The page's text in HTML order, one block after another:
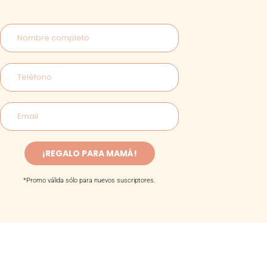
¡REGALO PARA MAMÁ!
*Promo válida sólo para nuevos suscriptores.